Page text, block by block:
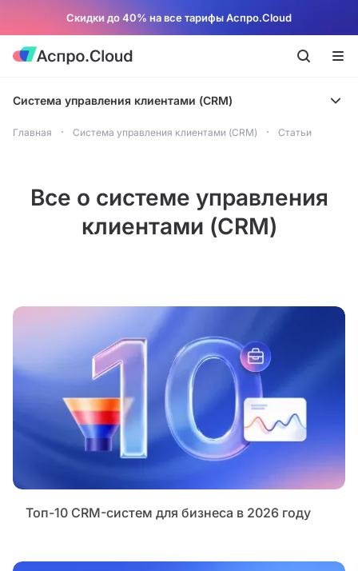
Скидки до 40% на все тарифы Аспро.Cloud
Система управления клиентами (CRM)
Главная Система управления клиентами (CRM) Статьи
Все о системе управления
клиентами (CRM)
Топ-10 CRM-систем для бизнеса в 2026 году